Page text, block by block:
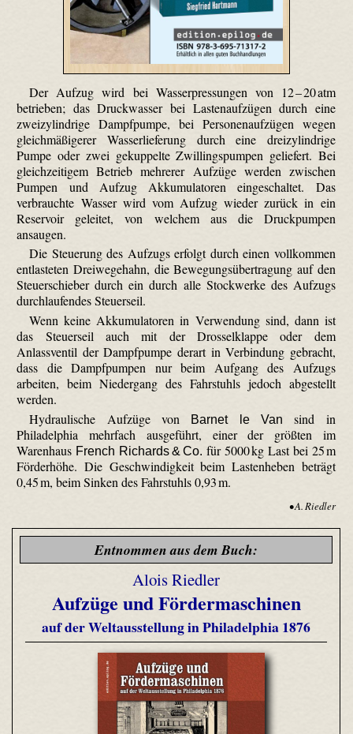
Der Aufzug wird bei Wasserpressungen von 12 – 20 atm
betrieben; das Druckwasser bei Lastenaufzügen durch eine
zweizylindrige Dampfpumpe, bei Personenaufzügen wegen
gleichmäßigerer Wasserlieferung durch eine dreizylindrige
Pumpe oder zwei gekuppelte Zwillingspumpen geliefert. Bei
gleichzeitigem Betrieb mehrerer Aufzüge werden zwischen
Pumpen und Aufzug Akkumulatoren eingeschaltet. Das
verbrauchte Wasser wird vom Aufzug wieder zurück in ein
Reservoir geleitet, von welchem aus die Druckpumpen
ansaugen.
Die Steuerung des Aufzugs erfolgt durch einen vollkommen
entlasteten Dreiwegehahn, die Bewegungsübertragung auf den
Steuerschieber durch ein durch alle Stockwerke des Aufzugs
durchlaufendes Steuerseil.
Wenn keine Akkumulatoren in Verwendung sind, dann ist
das Steuerseil auch mit der Drosselklappe oder dem
Anlassventil der Dampfpumpe derart in Verbindung gebracht,
dass die Dampfpumpen nur beim Aufgang des Aufzugs
arbeiten, beim Niedergang des Fahrstuhls jedoch abgestellt
werden.
Hydraulische Aufzüge von
Barnet le Van
sind in
Philadelphia mehrfach ausgeführt, einer der größten im
Warenhaus French Richards & Co. für 5000 kg Last bei 25 m
Förderhöhe. Die Geschwindigkeit beim Lastenheben beträgt
0,45 m, beim Sinken des Fahrstuhls 0,93 m.
• A. Riedler
Entnommen aus dem Buch:
Alois Riedler
Aufzüge und Fördermaschinen
auf der Weltausstellung in Philadelphia 1876